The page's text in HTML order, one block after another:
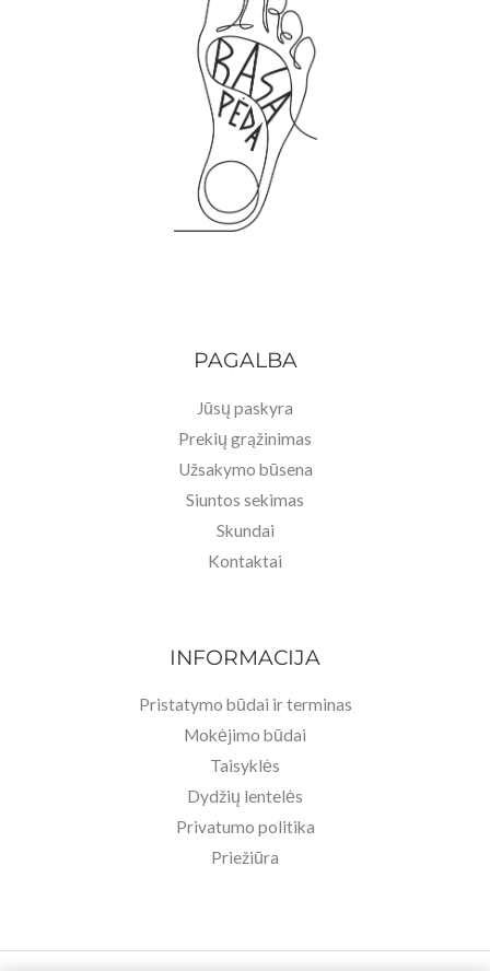
PAGALBA
Jūsų paskyra
Prekių grąžinimas
Užsakymo būsena
Siuntos sekimas
Skundai
Kontaktai
INFORMACIJA
Pristatymo būdai ir terminas
Mokėjimo būdai
Taisyklės
Dydžių lentelės
Privatumo politika
Priežiūra